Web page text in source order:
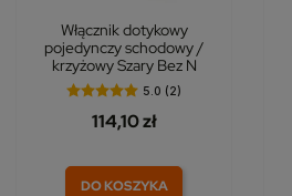
Włącznik dotykowy
pojedynczy schodowy /
krzyżowy Szary Bez N
5.0 (2)
114,10 zł
DO KOSZYKA